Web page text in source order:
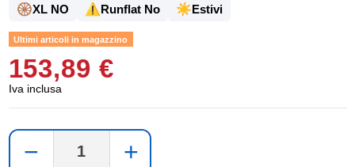
🛞XL NO ⚠️Runflat No ☀️Estivi
Ultimi articoli in magazzino
153,89 €
Iva inclusa
− +